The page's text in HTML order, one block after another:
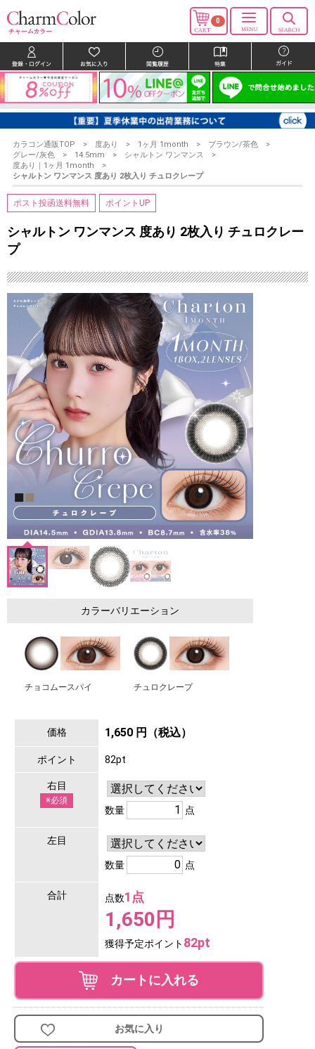
0
カラコン通販TOP 度あり 1ヶ月 1month
ブラウン/茶色
グレー/灰色
14.5mm
シャルトン ワンマンス
度あり｜1ヶ月 1month
シャルトン ワンマンス 度あり 2枚入り チュロクレープ
ポスト投函送料無料 ポイントUP
シャルトン ワンマンス 度あり 2枚入り チュロクレー
プ
カラーバリエーション
チョコムースパイ チュロクレープ
価格 1,650 円（税込）
ポイント 82pt
右目
※必須
数量 点
左目
数量 点
合計 点数1点
1,650円
獲得予定ポイント 82pt
カートに入れる
お気に入り